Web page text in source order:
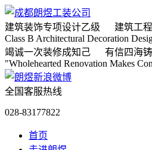
建筑装饰专项设计乙级 建筑工
Class B Architectural Decoration
竭诚一次装修成知己 有信四海
"Wholehearted Renovation Makes
全国客服热线
028-83177822
首页